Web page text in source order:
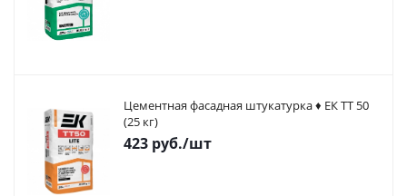
Цементная фасадная штукатурка ♦ ЕК ТТ 50
(25 кг)
423 руб./шт